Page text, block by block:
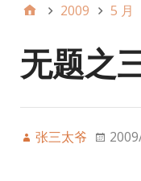
2009 5 月
无题之
张三太爷